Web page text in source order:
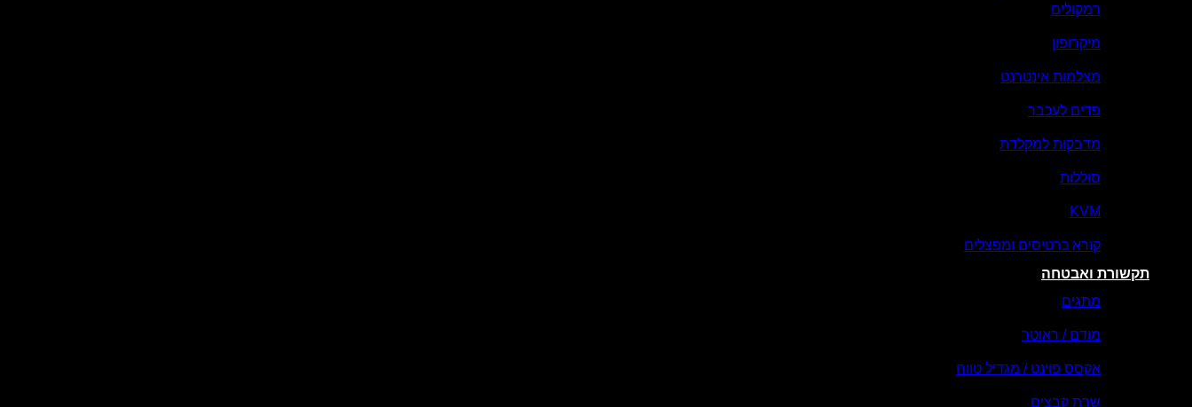
רמקולים
מיקרופון
מצלמות אינטרנט
פדים לעכבר
מדבקות למקלדת
סוללות
KVM
קורא כרטיסים ומפצלים
תקשורת ואבטחה
מתגים
מודם / ראוטר
אקסס פוינט / מגדיל טווח
שרת קבצים